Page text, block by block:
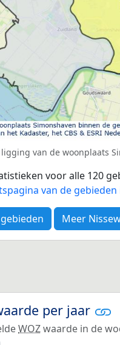
van de woonplaats
voor alle 120
van de
Meer
per jaar
WOZwaarde in de